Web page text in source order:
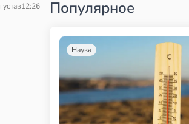
в12:26 Популярное
Наука